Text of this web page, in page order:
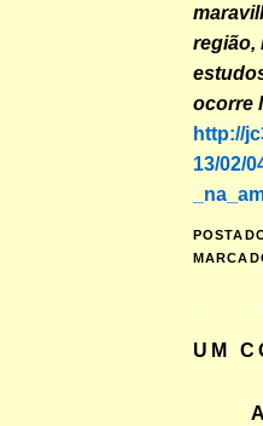
região,
ocorre
http://
13/02/
UM